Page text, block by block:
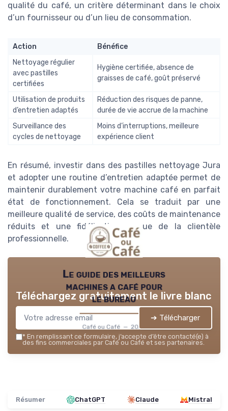
qualité du café, un critère déterminant dans le choix
d’un fournisseur ou d’un lieu de consommation.
Action
Bénéfice
Nettoyage régulier
avec pastilles
certifiées
Hygiène certifiée, absence de
graisses de café, goût préservé
Utilisation de produits
d’entretien adaptés
Réduction des risques de panne,
durée de vie accrue de la machine
Surveillance des
cycles de nettoyage
Moins d’interruptions, meilleure
expérience client
En résumé, investir dans des pastilles nettoyage Jura
et adopter une routine d’entretien adaptée permet de
maintenir durablement votre machine café en parfait
état de fonctionnement. Cela se traduit par une
meilleure qualité de service, des coûts de maintenance
réduits et une fidélisation accrue de la clientèle
professionnelle.
Le guide des meilleurs
machines a café pour
le bureau
Café ou Café — 2026
Téléchargez gratuitement le livre blanc
➔ Télécharger
* En remplissant ce formulaire, j’accepte d’être contacté(e) à
des fins commerciales par Café ou Café et ses partenaires.
Résumer ChatGPT Claude Mistral